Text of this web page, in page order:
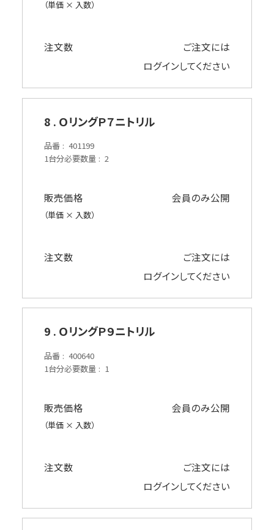
（単価 × 入数）
注文数
ご注文には
ログインしてください
8 . ＯリングＰ７ニトリル
品番
401199
1台分必要数量
2
販売価格
（単価 × 入数）
会員のみ公開
注文数
ご注文には
ログインしてください
9 . ＯリングＰ９ニトリル
品番
400640
1台分必要数量
1
販売価格
（単価 × 入数）
会員のみ公開
注文数
ご注文には
ログインしてください